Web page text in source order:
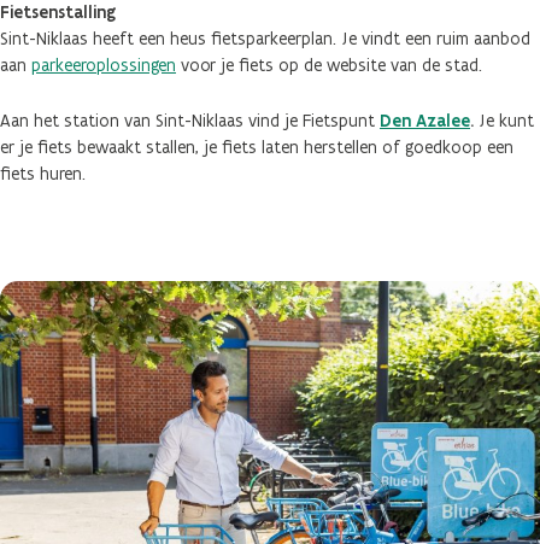
Fietsenstalling
Sint-Niklaas heeft een heus fietsparkeerplan. Je vindt een ruim aanbod
aan parkeeroplossingen voor je fiets op de website van de stad.
Aan het station van Sint-Niklaas vind je Fietspunt Den Azalee. Je kunt
er je fiets bewaakt stallen, je fiets laten herstellen of goedkoop een
fiets huren.